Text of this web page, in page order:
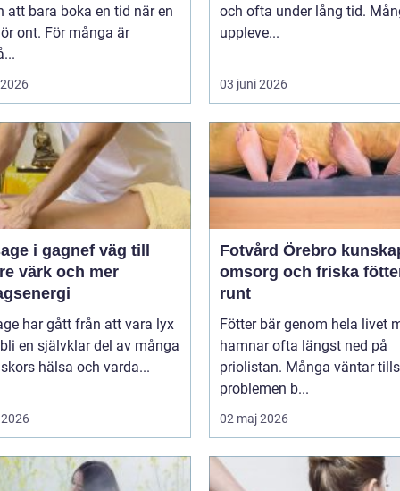
att bara boka en tid när en
ont. För många är
och ofta under lång tid.
uppleve...
03 juni 2026
i gagnef väg till
värk och mer
har gått från att vara lyx
en självklar del av många
hälsa och varda...
Fotvård Örebro kunskap,
omsorg och friska
runt
Fötter bär genom hela livet
hamnar ofta längst ned på
priolistan. Många väntar tills
problemen b...
02 maj 2026